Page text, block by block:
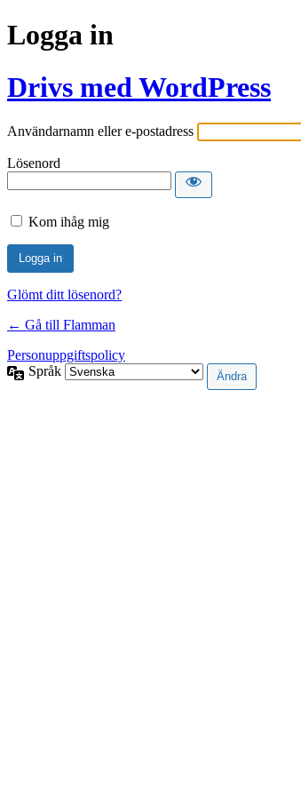
Logga in
Drivs med WordPress
Användarnamn eller e-postadress
Lösenord
Kom ihåg mig
Glömt ditt lösenord?
← Gå till Flamman
Personuppgiftspolicy
Språk